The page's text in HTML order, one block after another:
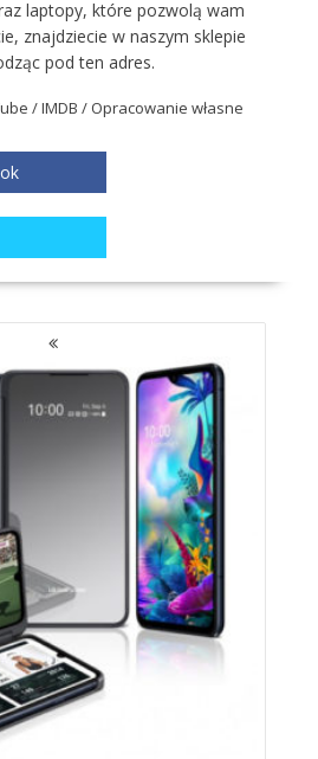
laptopy, które pozwolą wam
znajdziecie w naszym sklepie
pod ten adres.
/ IMDB / Opracowanie własne